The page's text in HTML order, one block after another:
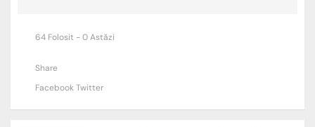
64 Folosit - 0 Astăzi
Share
FacebookTwitter